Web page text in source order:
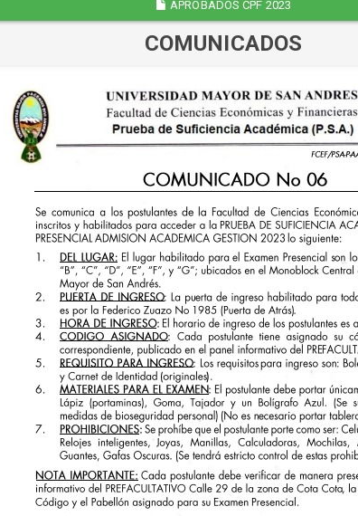
APROBADOS CPF 2023
COMUNICADOS